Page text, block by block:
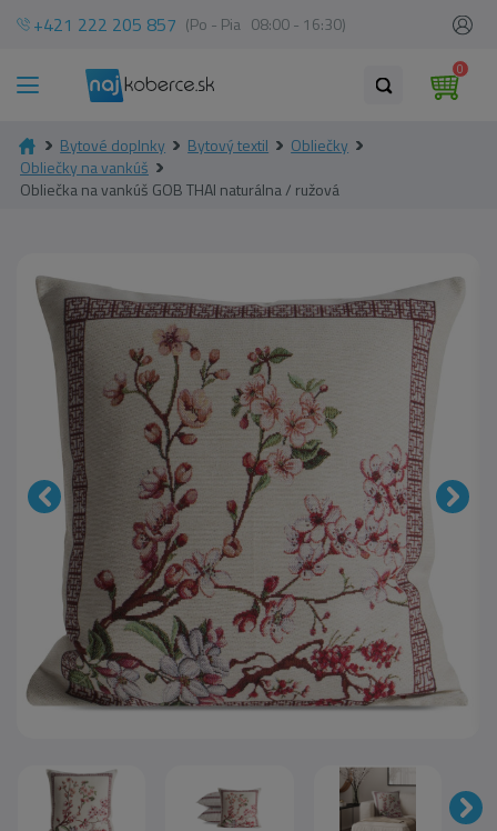
+421 222 205 857 (Po - Pia 08:00 - 16:30)
0
Bytové doplnky Bytový textil
Obliečky
Obliečky na vankúš
Obliečka na vankúš GOB THAI naturálna / ružová